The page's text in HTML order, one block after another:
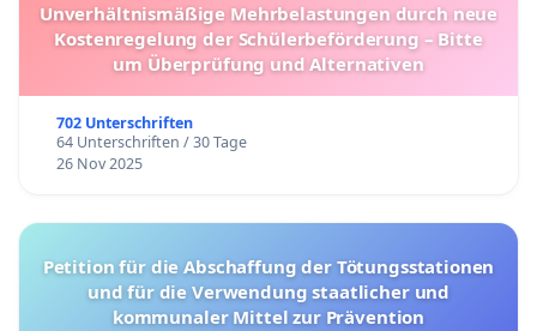
Unverhältnismäßige Mehrbelastungen durch neue
Kostenregelung der Schülerbeförderung – Bitte
um Überprüfung und Alternativen
702 Unterschriften
64 Unterschriften / 30 Tage
26 Nov 2025
Petition für die Abschaffung der Tötungsstationen
und für die Verwendung staatlicher und
kommunaler Mittel zur Prävention